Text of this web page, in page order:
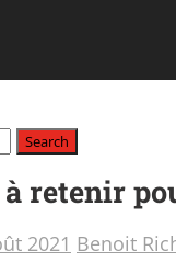
à retenir
2021 Benoit